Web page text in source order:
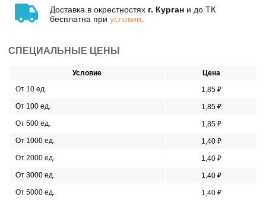
Доставка в окрестностях г. Курган и до ТК
бесплатна при условии
СПЕЦИАЛЬНЫЕ ЦЕНЫ
Условие
Цена
От 10 ед.
1,85 ₽
От 100 ед.
1,85 ₽
От 500 ед.
1,85 ₽
От 1000 ед.
1,40 ₽
От 2000 ед.
1,40 ₽
От 3000 ед.
1,40 ₽
От 5000 ед.
1,40 ₽